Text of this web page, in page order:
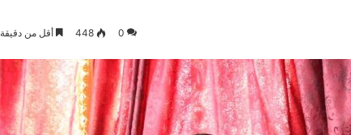
0
448 أقل من دقيقة